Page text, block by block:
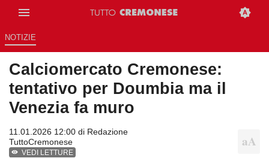
NOTIZIE
Calciomercato Cremonese:
tentativo per Doumbia ma il
Venezia fa muro
11.01.2026 12:00 di Redazione
TuttoCremonese
VEDI LETTURE